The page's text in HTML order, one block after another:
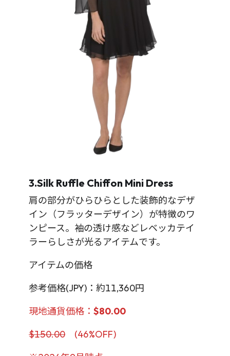
3.Silk Ruffle Chiffon Mini Dress
肩の部分がひらひらとした装飾的なデザ
イン（フラッターデザイン）が特徴のワ
ンピース。袖の透け感などレベッカテイ
ラーらしさが光るアイテムです。
アイテムの価格
参考価格(JPY)：約11,360円
現地通貨価格： $80.00
$150.00 (46%OFF)